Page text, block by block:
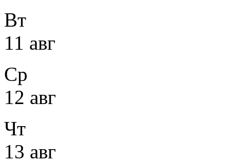
Вт
11 авг
Ср
12 авг
Чт
13 авг